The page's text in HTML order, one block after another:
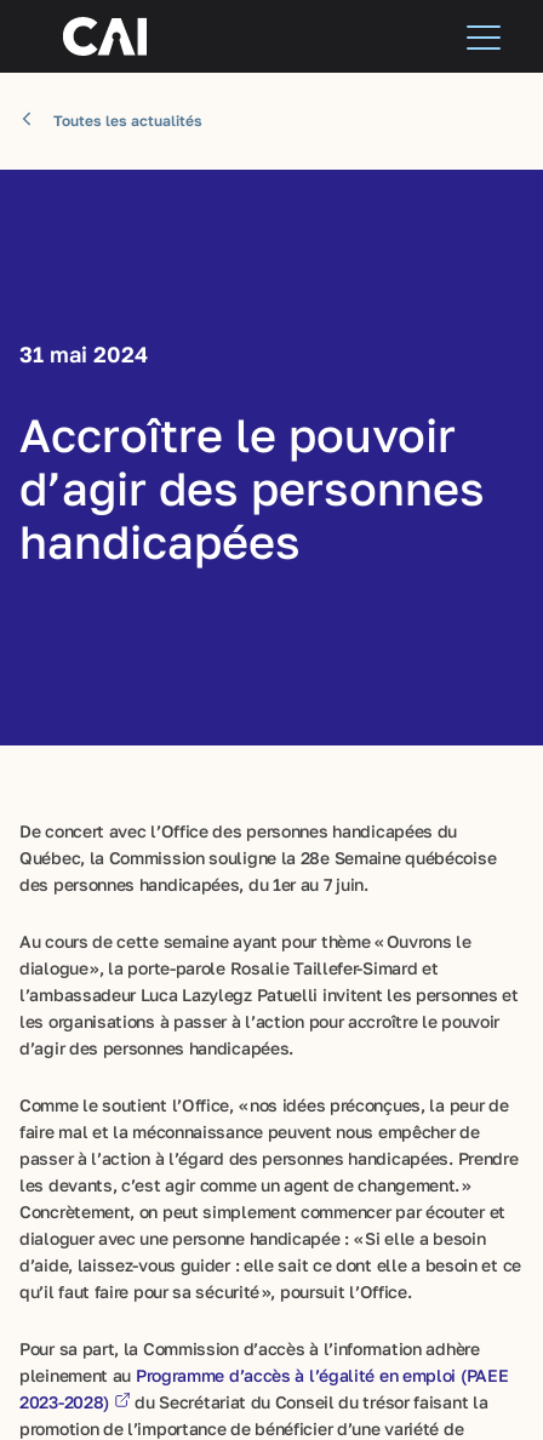
Toutes les actualités
31 mai 2024
Accroître le pouvoir
d’agir des personnes
handicapées
De concert avec l’Office des personnes handicapées du
Québec, la Commission souligne la 28e Semaine québécoise
des personnes handicapées, du 1er au 7 juin.
Au cours de cette semaine ayant pour thème « Ouvrons le
dialogue », la porte-parole Rosalie Taillefer-Simard et
l’ambassadeur Luca Lazylegz Patuelli invitent les personnes et
les organisations à passer à l’action pour accroître le pouvoir
d’agir des personnes handicapées.
Comme le soutient l’Office, « nos idées préconçues, la peur de
faire mal et la méconnaissance peuvent nous empêcher de
passer à l’action à l’égard des personnes handicapées. Prendre
les devants, c’est agir comme un agent de changement. »
Concrètement, on peut simplement commencer par écouter et
dialoguer avec une personne handicapée : « Si elle a besoin
d’aide, laissez-vous guider : elle sait ce dont elle a besoin et ce
qu’il faut faire pour sa sécurité », poursuit l’Office.
Pour sa part, la Commission d’accès à l’information adhère
pleinement au Programme d’accès à l’égalité en emploi (PAEE
2023-2028)
du Secrétariat du Conseil du trésor faisant la
promotion de l’importance de bénéficier d’une variété de